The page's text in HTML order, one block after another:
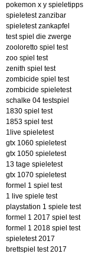
pokemon x y spieletipps
spieletest zanzibar
spieletest zankapfel
test spiel die zwerge
zooloretto spiel test
zoo spiel test
zenith spiel test
zombicide spiel test
zombicide spieletest
schalke 04 testspiel
1830 spiel test
1853 spiel test
1live spieletest
gtx 1060 spieletest
gtx 1050 spieletest
13 tage spieletest
gtx 1070 spieletest
formel 1 spiel test
1 live spiele test
playstation 1 spiele test
formel 1 2017 spiel test
formel 1 2018 spiel test
spieletest 2017
brettspiel test 2017